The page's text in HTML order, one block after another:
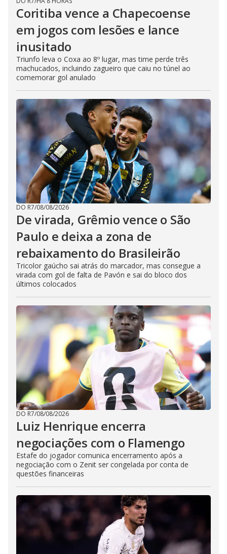
Coritiba vence a Chapecoense
em jogos com lesões e lance
inusitado
Triunfo leva o Coxa ao 8º lugar, mas time perde três
machucados, incluindo zagueiro que caiu no túnel ao
comemorar gol anulado
DO R7/08/08/2026
De virada, Grêmio vence o São
Paulo e deixa a zona de
rebaixamento do Brasileirão
Tricolor gaúcho sai atrás do marcador, mas consegue a
virada com gol de falta de Pavón e sai do bloco dos
últimos colocados
DO R7/08/08/2026
Luiz Henrique encerra
negociações com o Flamengo
Estafe do jogador comunica encerramento após a
negociação com o Zenit ser congelada por conta de
questões financeiras